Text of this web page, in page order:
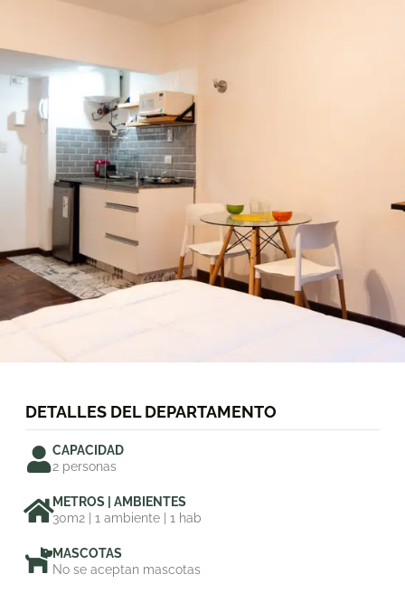
.
DETALLES DEL DEPARTAMENTO
CAPACIDAD
2 personas
METROS | AMBIENTES
30m2 | 1 ambiente | 1 hab
MASCOTAS
No se aceptan mascotas